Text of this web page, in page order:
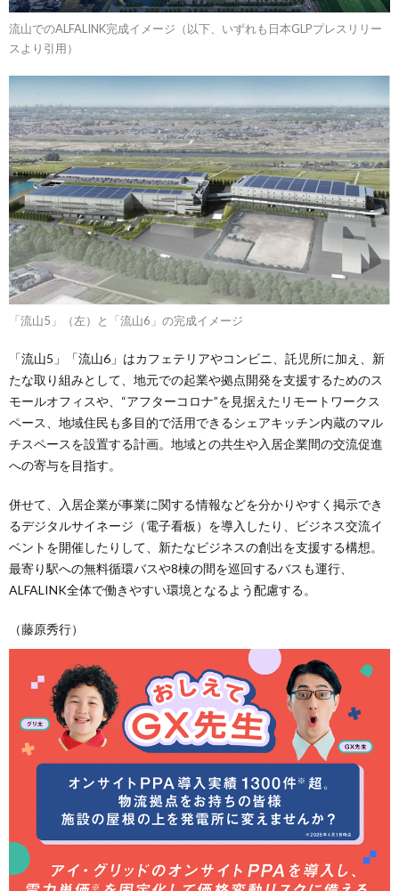
流山でのALFALINK完成イメージ（以下、いずれも日本GLPプレスリリー
スより引用）
「流山5」（左）と「流山6」の完成イメージ
「流山5」「流山6」はカフェテリアやコンビニ、託児所に加え、新
たな取り組みとして、地元での起業や拠点開発を支援するためのス
モールオフィスや、“アフターコロナ”を見据えたリモートワークス
ペース、地域住民も多目的で活用できるシェアキッチン内蔵のマル
チスペースを設置する計画。地域との共生や入居企業間の交流促進
への寄与を目指す。
併せて、入居企業が事業に関する情報などを分かりやすく掲示でき
るデジタルサイネージ（電子看板）を導入したり、ビジネス交流イ
ベントを開催したりして、新たなビジネスの創出を支援する構想。
最寄り駅への無料循環バスや8棟の間を巡回するバスも運行、
ALFALINK全体で働きやすい環境となるよう配慮する。
（藤原秀行）